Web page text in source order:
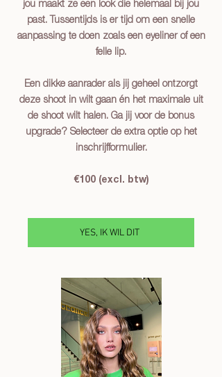
jou maakt ze een look die helemaal bij jou
past. Tussentijds is er tijd om een snelle
aanpassing te doen zoals een eyeliner of een
felle lip.
Een dikke aanrader als jij geheel ontzorgt
deze shoot in wilt gaan én het maximale uit
de shoot wilt halen. Ga jij voor de bonus
upgrade? Selecteer de extra optie op het
inschrijfformulier.
€100(excl. btw)
YES, IK WIL DIT